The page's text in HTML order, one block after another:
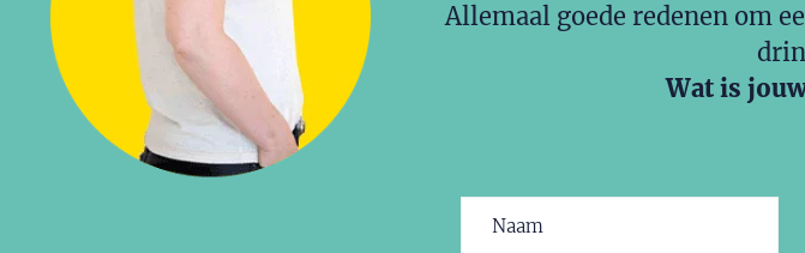
Allemaal goede redenen om
Wat is
Naam